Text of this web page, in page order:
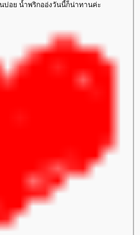
บ่อย น้ำพริกออ่งวันนี้ก็น่าทานค่ะ